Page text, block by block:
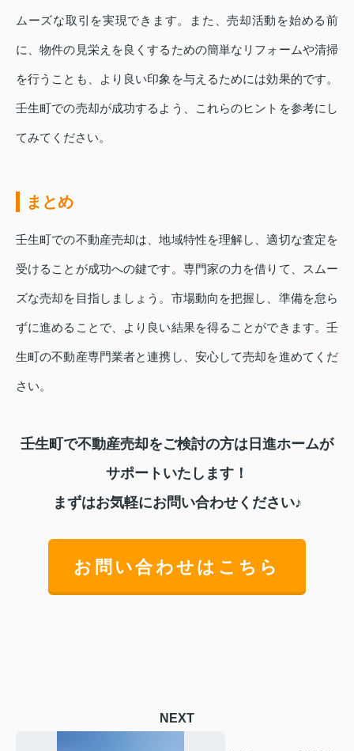
ムーズな取引を実現できます。また、売却活動を始める前
に、物件の見栄えを良くするための簡単なリフォームや清掃
を行うことも、より良い印象を与えるためには効果的です。
壬生町での売却が成功するよう、これらのヒントを参考にし
てみてください。
まとめ
壬生町での不動産売却は、地域特性を理解し、適切な査定を
受けることが成功への鍵です。専門家の力を借りて、スムー
ズな売却を目指しましょう。市場動向を把握し、準備を怠ら
ずに進めることで、より良い結果を得ることができます。壬
生町の不動産専門業者と連携し、安心して売却を進めてくだ
さい。
壬生町で不動産売却をご検討の方は日進ホームが
サポートいたします！
まずはお気軽にお問い合わせください♪
お問い合わせはこちら
NEXT